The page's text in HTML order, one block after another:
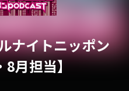
ナイトニッポン
8月担当】